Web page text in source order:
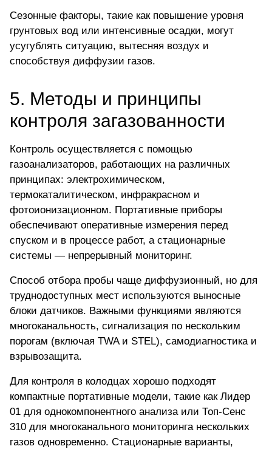
Сезонные факторы, такие как повышение уровня
грунтовых вод или интенсивные осадки, могут
усугублять ситуацию, вытесняя воздух и
способствуя диффузии газов.
5. Методы и принципы
контроля загазованности
Контроль осуществляется с помощью
газоанализаторов, работающих на различных
принципах: электрохимическом,
термокаталитическом, инфракрасном и
фотоионизационном. Портативные приборы
обеспечивают оперативные измерения перед
спуском и в процессе работ, а стационарные
системы — непрерывный мониторинг.
Способ отбора пробы чаще диффузионный, но для
труднодоступных мест используются выносные
блоки датчиков. Важными функциями являются
многоканальность, сигнализация по нескольким
порогам (включая TWA и STEL), самодиагностика и
взрывозащита.
Для контроля в колодцах хорошо подходят
компактные портативные модели, такие как Лидер
01 для однокомпонентного анализа или Топ-Сенс
310 для многоканального мониторинга нескольких
газов одновременно. Стационарные варианты,